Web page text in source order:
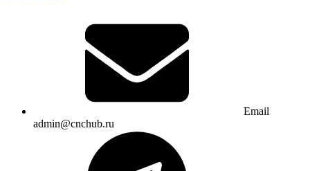
Email
admin@cnchub.ru